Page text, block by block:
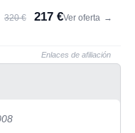
320 € 217 €Ver oferta →
Enlaces de afiliación